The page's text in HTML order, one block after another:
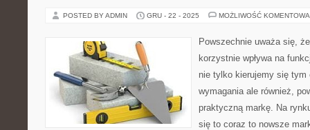
POSTED BY ADMIN GRU - 22 - 2025 MOŻLIWOŚĆ
Powszechnie uważa się,
korzystnie wpływa na
nie tylko kierujemy się tym
wymagania ale również,
praktyczną markę. Na
się to coraz to nowsze